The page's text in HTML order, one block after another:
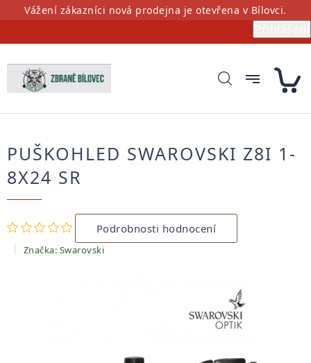
PřejítVážení zákazníci nová prodejna je otevřena v Bílovci.
PUŠKOHLED SWAROVSKI Z8I 1-
8X24 SR
Průměrné
hodnocení
produktu
je
Podrobnosti hodnocení
Značka: Swarovski